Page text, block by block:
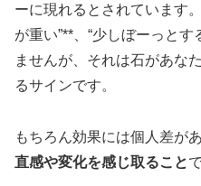
ーに現れるとされています
が重い”**、“少しぼーっと
ませんが、それは石があな
るサインです。
もちろん効果には個人差が
直感や変化を感じ取ること